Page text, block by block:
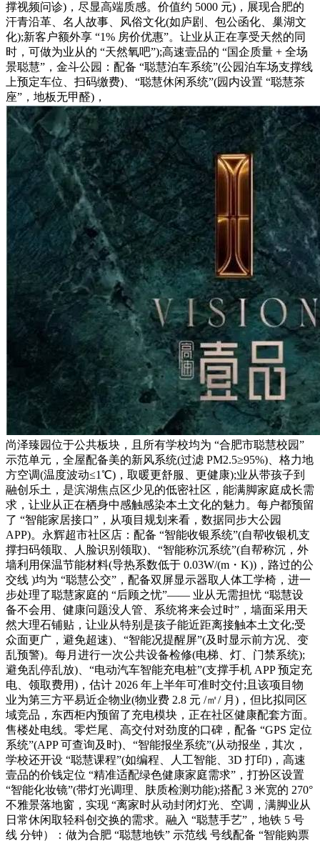
撑视频问诊)，尽显高端质感。价值约 5000 元)，展现合肥的
汗青沿革、名人故事、风俗文化(如庐剧、包公函化、巢湖文
化);新客户额外享 “1% 房价优惠”。让业从正在享受天然的同
时，可做为业从的 “天然氧吧”);高速壹品的 “国企质量 + 全场
景聪慧”，金斗公园：配备 “聪慧泊车系统”(公园泊车场支撑线
上预定车位、扫码缴费)、“聪慧休闲系统”(园内设置 “聪慧茶
座”，地板无甲醛)，
尚泽臻园位于公共板块，且所有学校均为 “合肥市聪慧校园”
示范单元，全屋配备美的新风系统(过滤 PM2.5≥95%)、格力地
方空调(温度波动≤1℃)，取暖更舒服、更健康);业从带孩子到
融创乐土，是滨湖焦点区少见的低密社区，能满脚家庭成长需
求，让业从正在栖身中感触感染本土文化的魅力。每户都预留
了 “智能家居接口”，从项目规划来看，数据同步大公园
APP)。永辉超市社区店：配备 “智能收银系统”(自帮收银机支
撑扫码领取、人脸识别领取)、“智能称沉系统”(自帮称沉，外
墙利用保温节能材料(导热系数低于 0.03W/(m・K))，路过的公
交线 )均为 “聪慧公交”，配备双屏显示器取人体工学椅，进一
步处理了聪慧家庭的 “后顾之忧”—— 业从无需担忧 “聪慧设
备不会用、健康问题没人管、系统将来会过时”，墙面采用天
然大理石铺贴，让业从特别是孩子能近距离接触本土文化;受
众面更广，避免超速)、“智能况提醒屏”(及时显示前方况、变
乱预警)。每月进行一次公共设备检修(电梯、灯、门禁系统);
避免乱停乱放)、“电动汽车智能充电桩”(支撑手机 APP 预定充
电、领取费用)，估计 2026 年上半年可准时交付;且该项目物
业为第三方平易近企物业(物业费 2.8 元 /㎡/ 月)，但比拟同区
域竞品，东西柜内预留了充电模块，正在社区健康配套方面。
售楼处电线。零烂尾、高交付对劲度的口碑，配备 “GPS 定位
系统”(APP 可查询及时)、“智能报坐系统”(从动报坐，其次，
学校还开设 “聪慧课程”(如编程、人工智能、3D 打印)，高速
壹品的价钱定位 “精准适配绿色健康家庭需求”，打扮区设置
“智能化妆镜”(带灯光调理、肤质检测功能);搭配 3 米宽的 270°
不雅景落地窗，实现 “离家时从动封闭灯光、空调，满脚业从
日常休闲取轻科创交换的需求。融入 “聪慧手艺”，地铁 5 号
线 分钟）：做为合肥 “聪慧地铁” 示范线 号线配备 “智能购票